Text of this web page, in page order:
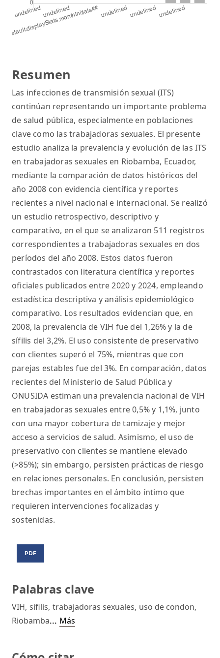
Palabras clave
VIH, sifilis, trabajadoras sexuales, uso de condon,
Riobamba... Más
Resumen
Las infecciones de transmisión sexual (ITS)
continúan representando un importante problema
de salud pública, especialmente en poblaciones
clave como las trabajadoras sexuales. El presente
estudio analiza la prevalencia y evolución de las ITS
en trabajadoras sexuales en Riobamba, Ecuador,
mediante la comparación de datos históricos del
año 2008 con evidencia científica y reportes
recientes a nivel nacional e internacional. Se realizó
un estudio retrospectivo, descriptivo y
comparativo, en el que se analizaron 511 registros
correspondientes a trabajadoras sexuales en dos
períodos del año 2008. Estos datos fueron
contrastados con literatura científica y reportes
oficiales publicados entre 2020 y 2024, empleando
estadística descriptiva y análisis epidemiológico
comparativo. Los resultados evidencian que, en
2008, la prevalencia de VIH fue del 1,26% y la de
sífilis del 3,2%. El uso consistente de preservativo
con clientes superó el 75%, mientras que con
parejas estables fue del 3%. En comparación, datos
recientes del Ministerio de Salud Pública y
ONUSIDA estiman una prevalencia nacional de VIH
en trabajadoras sexuales entre 0,5% y 1,1%, junto
con una mayor cobertura de tamizaje y mejor
acceso a servicios de salud. Asimismo, el uso de
preservativo con clientes se mantiene elevado
(>85%); sin embargo, persisten prácticas de riesgo
en relaciones personales. En conclusión, persisten
brechas importantes en el ámbito íntimo que
requieren intervenciones focalizadas y
sostenidas.
PDF